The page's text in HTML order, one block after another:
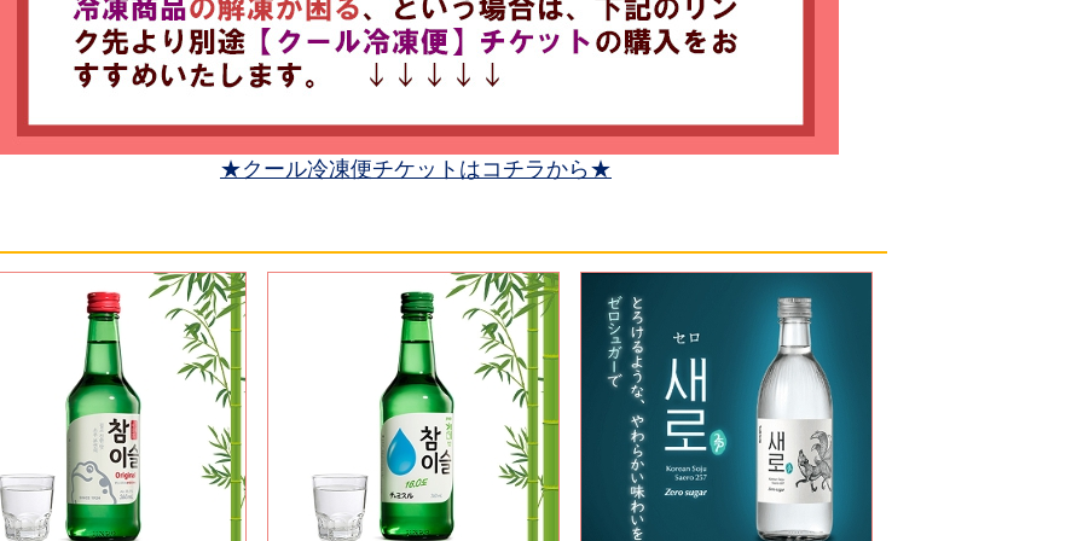
★クール冷凍便チケットはコチラから★